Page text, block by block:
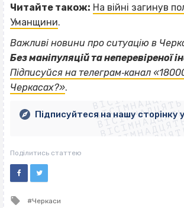
Читайте також: На війні загинув
Уманщини.
Важливі новини про ситуацію в
Без маніпуляцій та неперевіреної
Підписуйся на телеграм‐канал
Черкасах?».
Підписуйтеся на нашу сторінку
Поділитись статтею
Tagged
Черкаси